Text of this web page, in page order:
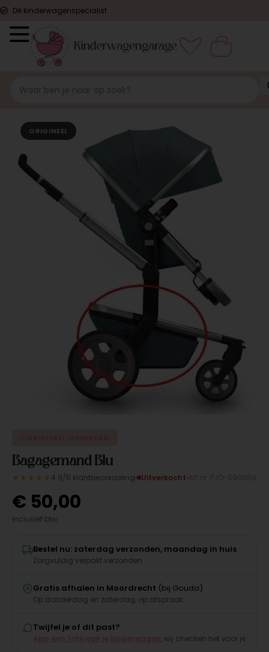
Dé kinderwagenspecialist
ORIGINEEL
Bagagemand Blu
★★★★★ 4.9/5 klantbeoordeling Uitverkocht
€ 50,00
Inclusief btw
Bestel nu: zaterdag verzonden, maandag in huis
Zorgvuldig verpakt verzonden
Gratis afhalen in Moordrecht (bij Gouda)
Op donderdag en zaterdag, op afspraak
Twijfel je of dit past?
, wij checken het voor je